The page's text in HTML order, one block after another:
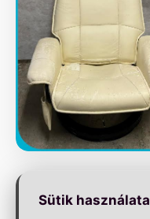
Sütik használata